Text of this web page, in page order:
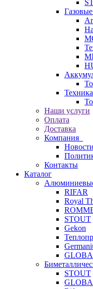
Наши услуги
Оплата
Доставка
Компания
Новости
Контакты
Каталог
RIFAR
Royal
STOUT
Gekon
STOUT